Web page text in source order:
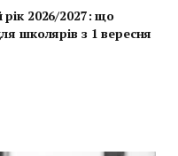
2026/2027: що
школярів з 1 вересня